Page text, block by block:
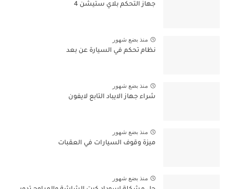
جهاز التحكم بلاي ستيشن 4
منذ بضع شهور
نظام تحكم في السيارة عن بعد
منذ بضع شهور
شراء جهاز الايباد التابع لايفون
منذ بضع شهور
ميزة وقوف السيارات في العقبات
منذ بضع شهور